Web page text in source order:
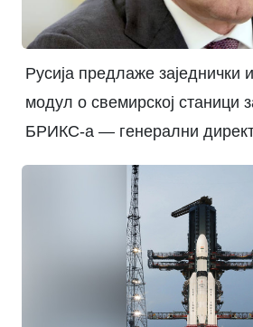
Русија предлаже заједнички
модул о свемирској станици
БРИКС-а — генерални